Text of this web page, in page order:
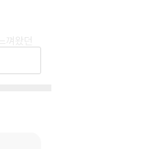
껴왔던